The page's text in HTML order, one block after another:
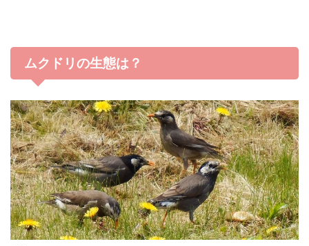
ムクドリの生態は？